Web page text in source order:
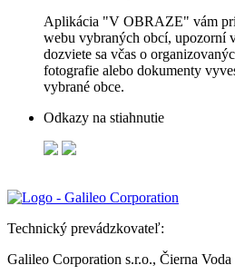
Aplikácia "V OBRAZE" vám
webu vybraných obcí, upozorní
dozviete sa včas o
fotografie alebo dokumenty
vybrané obce.
Odkazy na stiahnutie
Technický prevádzkovateľ:
Galileo Corporation s.r.o., Čierna